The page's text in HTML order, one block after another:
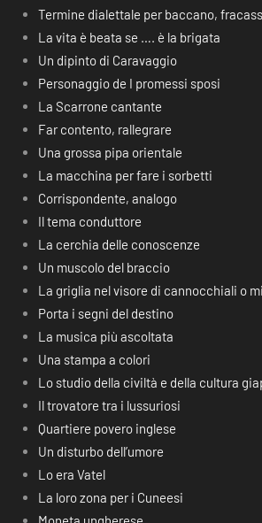
Termine dialettale per baccano,
La vita è beata se …. è la brigata
Un dipinto di Caravaggio
Personaggio de I promessi sposi
La Scarrone cantante
Far contento, rallegrare
Una grossa pipa orientale
La macchina per fare i sorbetti
Corrispondente, analogo
Il tema conduttore
La cerchia delle conoscenze
Un muscolo del braccio
La griglia nel visore di cannocchiali o
Porta i segni del destino
La musica più ascoltata
Una stampa a colori
Lo studio della civiltà e della cultura
Il trovatore tra i lussuriosi
Quartiere povero inglese
Un disturbo dell’umore
Lo era Vatel
La loro zona per i Cuneesi